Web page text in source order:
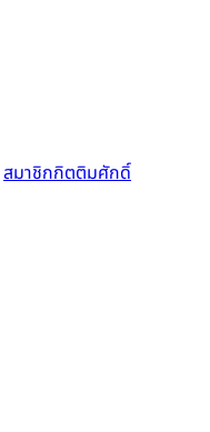
สมาชิกกิตติมศักดิ์